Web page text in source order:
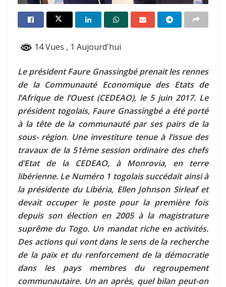
14 Vues , 1 Aujourd'hui
Le président Faure Gnassingbé prenait les rennes
de la Communauté Economique des Etats de
l’Afrique de l’Ouest (CEDEAO), le 5 juin 2017. Le
président togolais, Faure Gnassingbé a été porté
à la tête de la communauté par ses pairs de la
sous- région. Une investiture tenue à l’issue des
travaux de la 51ème session ordinaire des chefs
d’Etat de la CEDEAO, à Monrovia, en terre
libérienne. Le Numéro 1 togolais succédait ainsi à
la présidente du Libéria, Ellen Johnson Sirleaf et
devait occuper le poste pour la première fois
depuis son élection en 2005 à la magistrature
suprême du Togo. Un mandat riche en activités.
Des actions qui vont dans le sens de la recherche
de la paix et du renforcement de la démocratie
dans les pays membres du regroupement
communautaire. Un an après, quel bilan peut-on